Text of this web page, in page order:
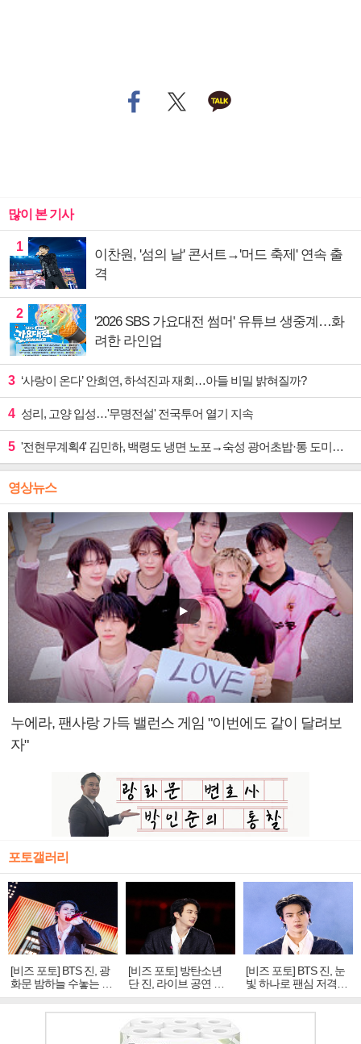
많이 본 기사
1
이찬원, '섬의 날' 콘서트→'머드 축제' 연속 출
격
2
'2026 SBS 가요대전 썸머' 유튜브 생중계…화
려한 라인업
3 ‘사랑이 온다’ 안희연, 하석진과 재회…아들 비밀 밝혀질까?
4 성리, 고양 입성…'무명전설' 전국투어 열기 지속
5 '전현무계획4' 김민하, 백령도 냉면 노포→숙성 광어초밥·통 도미찜 맛집 탐방
영상뉴스
누에라, 팬사랑 가득 밸런스 게임 "이번에도 같이 달려보
자"
포토갤러리
[비즈 포토] BTS 진, 광
화문 밤하늘 수놓는 '비
주얼 킹'의 열창
[비즈 포토] 방탄소년
단 진, 라이브 공연 중
빛나는 독보적 아우라
[비즈 포토] BTS 진, 눈
빛 하나로 팬심 저격…
독보적 카리스마